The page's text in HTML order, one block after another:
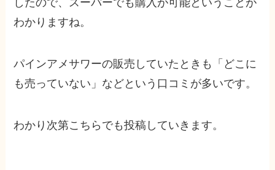
したので、スーパーでも購入が可能ということが
わかりますね。
パインアメサワーの販売していたときも「どこに
も売っていない」などという口コミが多いです。
わかり次第こちらでも投稿していきます。